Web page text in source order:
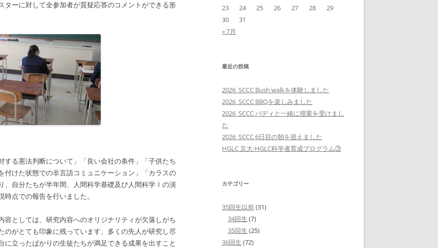
ターに対して全参加者が質疑応答のコメントができる形
る憲法判断について」「良い会社の条件」「子供たち
付けた状態での非言語コミュニケーション」「カラスの
、自分たちが半年間、人間科学基礎及び人間科学Ⅰの演
点での報告を行いました。
としては、研究内容へのオリジナリティが欠落しがち
のがとても印象に残っています。多くの先人が研究し尽
に立ったばかりの生徒たちが満足できる成果を出すこと
23
24 25 26 27 28
29
30
31
« 7月
最近の投稿
2026_SCCC Bush walkを体験しました
2026_SCCC BBQを楽しみました
2026_SCCC バディと一緒に授業を受けまし
た
2026_SCCC 6日目の朝を迎えました
HGLC 京大-HGLC科学者育成プログラム③
カテゴリー
35回生以前(31)
34回生 (7)
35回生 (25)
36回生 (72)